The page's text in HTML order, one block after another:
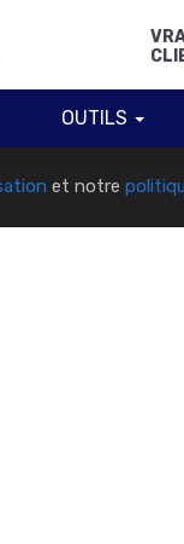
OUTILS
et notre